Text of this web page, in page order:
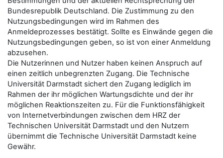
Bundesrepublik Deutschland. Die Zustimmung zu den
Nutzungsbedingungen wird im Rahmen des
Anmeldeprozesses bestätigt. Sollte es Einwände gegen die
Nutzungsbedingungen geben, so ist von einer Anmeldung
abzusehen.
Die Nutzerinnen und Nutzer haben keinen Anspruch auf
einen zeitlich unbegrenzten Zugang. Die Technische
Universität Darmstadt sichert den Zugang lediglich im
Rahmen der ihr möglichen Wartungsdichte und der ihr
möglichen Reaktionszeiten zu. Für die Funktionsfähigkeit
von Internetverbindungen zwischen dem HRZ der
Technischen Universität Darmstadt und den Nutzern
übernimmt die Technische Universität Darmstadt keine
Gewähr.